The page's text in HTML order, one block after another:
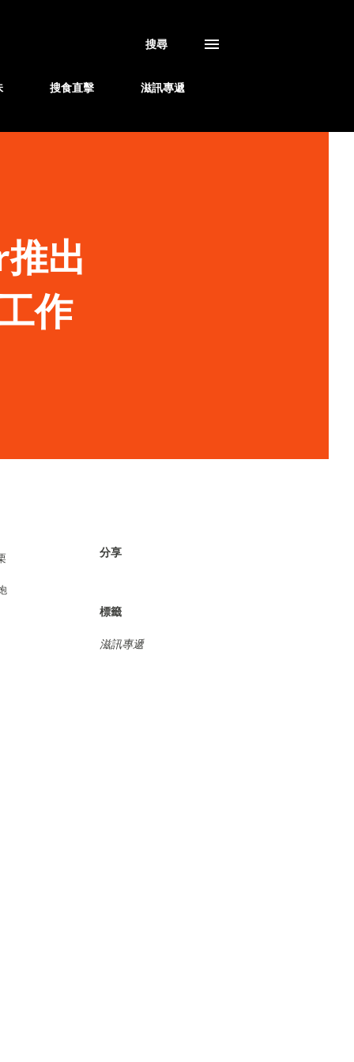
搜尋
搜食直擊 滋訊專遞
出
作
分享
標籤
滋訊專遞